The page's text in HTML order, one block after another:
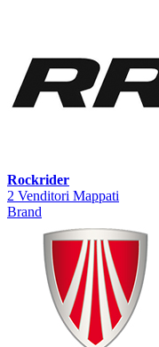
Rockrider
2 Venditori Mappati
Brand